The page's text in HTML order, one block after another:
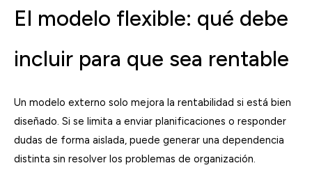
El modelo flexible: qué debe
incluir para que sea rentable
Un modelo externo solo mejora la rentabilidad si está bien
diseñado. Si se limita a enviar planificaciones o responder
dudas de forma aislada, puede generar una dependencia
distinta sin resolver los problemas de organización.